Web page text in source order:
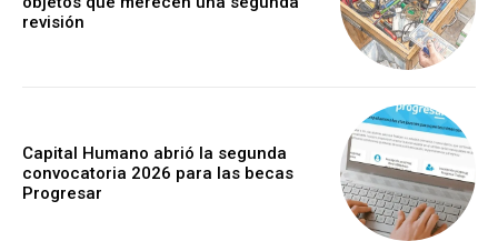
revisión
Capital Humano abrió la segunda
convocatoria 2026 para las becas
Progresar